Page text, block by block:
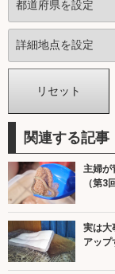
関連する記事
主婦が
（第3
実は大
アップ